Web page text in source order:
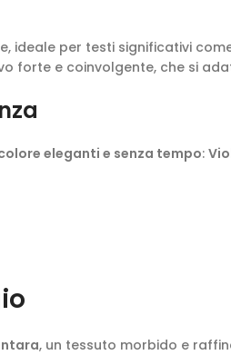
ideale per testi significativi
forte e coinvolgente, che si
eleganti e senza tempo:
, un tessuto morbido e